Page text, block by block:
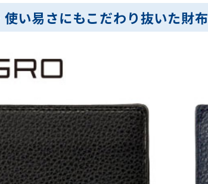
い易さにもこだわり抜いた財布